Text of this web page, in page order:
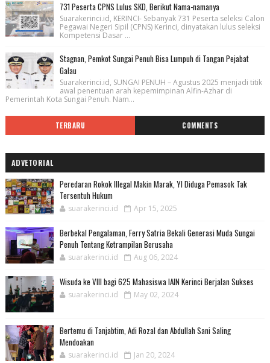
731 Peserta CPNS Lulus SKD, Berikut Nama-namanya
Suarakerinci.id, KERINCI- Sebanyak 731 Peserta seleksi Calon
Pegawai Negeri Sipil (CPNS) Kerinci, dinyatakan lulus seleksi
Kompetensi Dasar ...
Stagnan, Pemkot Sungai Penuh Bisa Lumpuh di Tangan Pejabat
Galau
Suarakerinci.id, SUNGAI PENUH – Agustus 2025 menjadi titik
awal penentuan arah kepemimpinan Alfin-Azhar di
Pemerintah Kota Sungai Penuh. Nam...
TERBARU COMMENTS
ADVETORIAL
Peredaran Rokok Illegal Makin Marak, YI Diduga Pemasok Tak
Tersentuh Hukum
suarakerinci.id Apr 15, 2025
Berbekal Pengalaman, Ferry Satria Bekali Generasi Muda Sungai
Penuh Tentang Ketrampilan Berusaha
suarakerinci.id Aug 06, 2024
Wisuda ke VIII bagi 625 Mahasiswa IAIN Kerinci Berjalan Sukses
suarakerinci.id May 02, 2024
Bertemu di Tanjabtim, Adi Rozal dan Abdullah Sani Saling
Mendoakan
suarakerinci.id Jan 20, 2024